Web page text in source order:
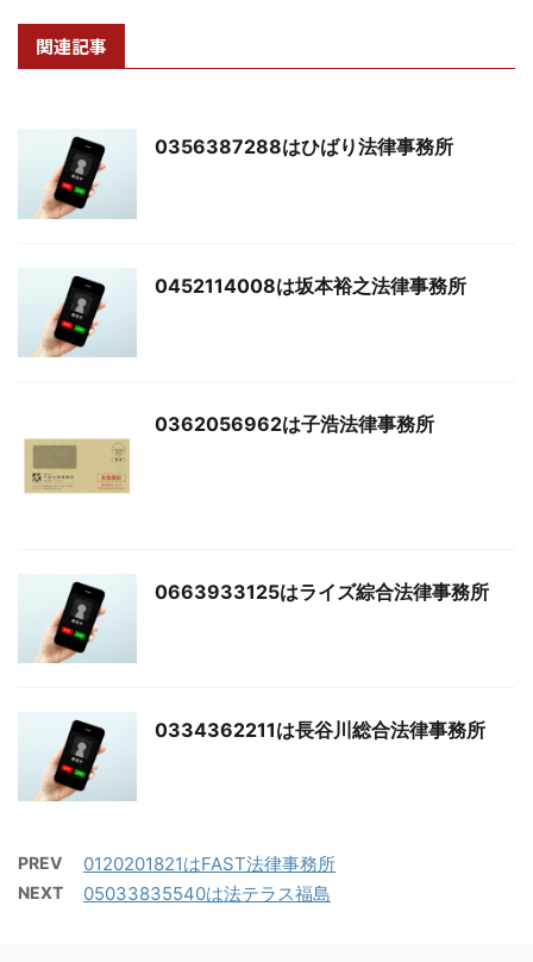
関連記事
0356387288はひばり法律事務所
0452114008は坂本裕之法律事務所
0362056962は子浩法律事務所
0663933125はライズ綜合法律事務所
0334362211は長谷川総合法律事務所
PREV 0120201821はFAST法律事務所
NEXT 05033835540は法テラス福島